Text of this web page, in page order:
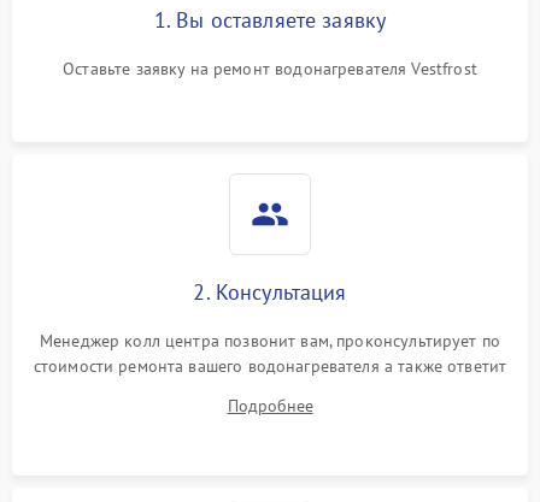
1. Вы оставляете заявку
Оставьте заявку на ремонт водонагревателя Vestfrost
2. Консультация
Менеджер колл центра позвонит вам, проконсультирует по
стоимости ремонта вашего водонагревателя а также ответит
Подробнее